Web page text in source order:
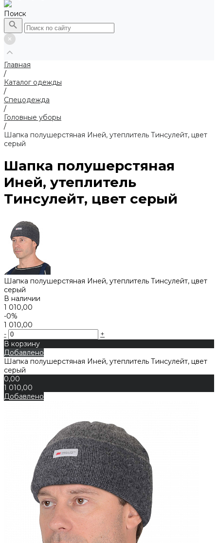
Поиск
Главная
/
Каталог одежды
/
Спецодежда
/
Головные уборы
/
Шапка полушерстяная Иней, утеплитель Тинсулейт, цвет
серый
Шапка полушерстяная
Иней, утеплитель
Тинсулейт, цвет серый
Шапка полушерстяная Иней, утеплитель Тинсулейт, цвет
серый
В наличии
1 010,00
-0%
1 010,00
-
+
В корзину
Добавлено
Шапка полушерстяная Иней, утеплитель Тинсулейт, цвет
серый
0,00
1 010,00
Добавлено